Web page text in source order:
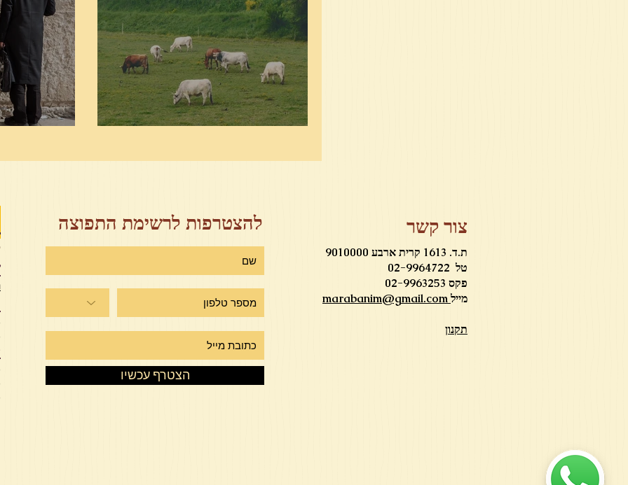
חיי אברהם פרשת חקת אגדות
צור קשר
ת.ד. 1613 קרית ארבע 9010000
טל 02-9964722
פקס 02-9963253
מייל
תקנון
להצטרפות לרשימת התפוצה
הצטרף עכשיו